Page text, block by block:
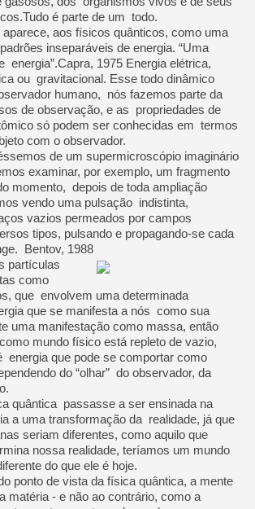
é parte de um todo.
aparece, aos físicos quânticos, como uma
inseparáveis de energia. “Uma
energia”.Capra, 1975 Energia elétrica,
ou gravitacional. Esse todo dinâmico
humano, nós fazemos parte da
de observação, e as propriedades de
só podem ser conhecidas em termos
com o observador.
de um supermicroscópio imaginário
examinar, por exemplo, um fragmento
momento, depois de toda ampliação
vendo uma pulsação indistinta,
vazios permeados por campos
tipos, pulsando e propagando-se cada
Bentov, 1988
partículas
como
que envolvem uma determinada
que se manifesta a nós como sua
uma manifestação como massa, então
mundo físico está repleto de vazio,
energia que pode se comportar como
do “olhar” do observador, da
quântica passasse a ser ensinada na
a uma transformação da realidade, já que
seriam diferentes, como aquilo que
nossa realidade, teríamos um mundo
do que ele é hoje.
ponto de vista da física quântica, a mente
matéria - e não ao contrário, como a